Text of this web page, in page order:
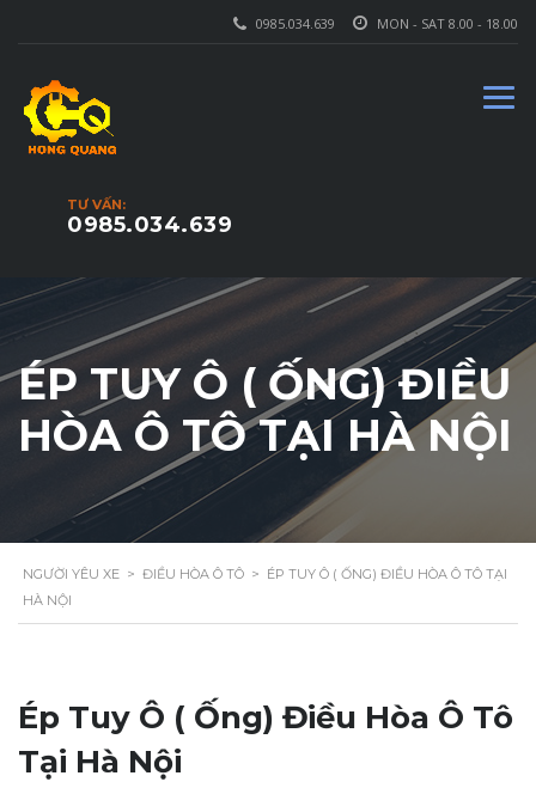
MON - SAT 8.00 - 18.00
0985.034.639
TƯ VẤN:
0985.034.639
ÉP TUY Ô ( ỐNG) ĐIỀU
HÒA Ô TÔ TẠI HÀ NỘI
NGƯỜI YÊU XE > ĐIỀU HÒA Ô TÔ > ÉP TUY Ô ( ỐNG) ĐIỀU HÒA Ô TÔ TẠI
HÀ NỘI
Ép Tuy Ô ( Ống) Điều Hòa Ô Tô
Tại Hà Nội